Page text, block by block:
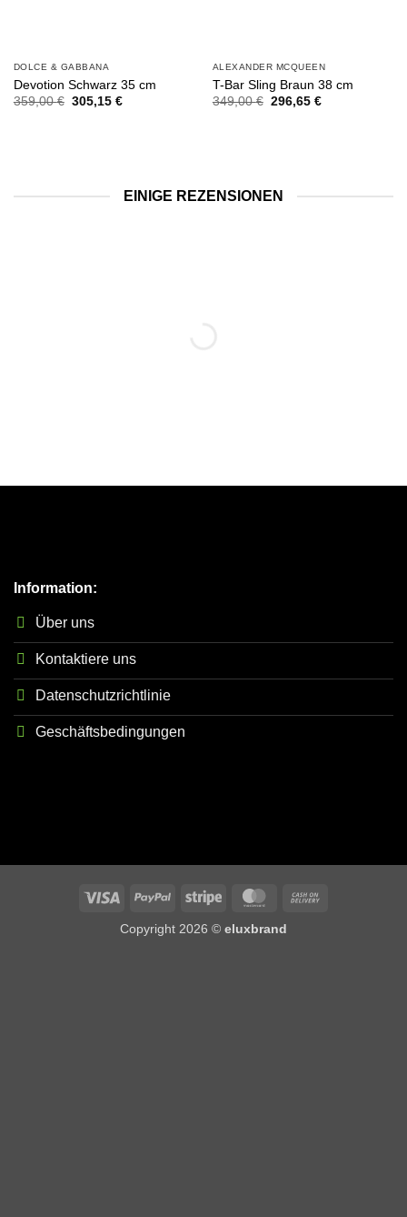
DOLCE & GABBANA
Devotion Schwarz 35 cm
359,00€ Ursprünglicher
305,15 €Aktueller
ALEXANDER MCQUEEN
T-Bar Sling Braun 38 cm
349,00€ Ursprünglicher
296,65 €Aktueller
EINIGE REZENSIONEN
Information:
Über uns
Kontaktiere uns
Datenschutzrichtlinie
Geschäftsbedingungen
Visa PayPal Stripe MasterCard
Copyright 2026 © eluxbrand